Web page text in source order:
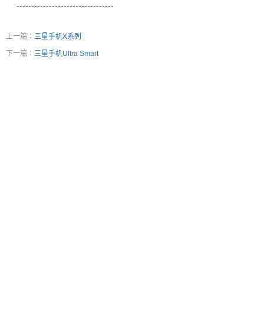
---------------------------------
上一篇： 三星手机X系列
下一篇： 三星手机Ultra Smart